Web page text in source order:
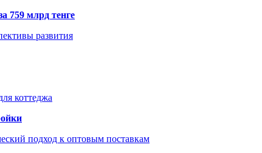
759 млрд тенге
развития
коттеджа
подход к оптовым поставкам